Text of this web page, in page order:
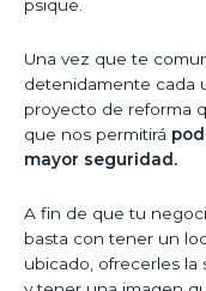
psique.
Una vez que te
detenidamente cada
proyecto de reforma
que nos permitirá
mayor seguridad.
A fin de que tu
basta con tener un
ubicado, ofrecerles la